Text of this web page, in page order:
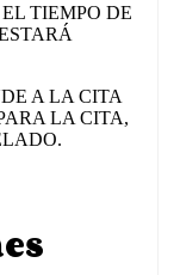
TIEMPO DE
A LA CITA
LA CITA,